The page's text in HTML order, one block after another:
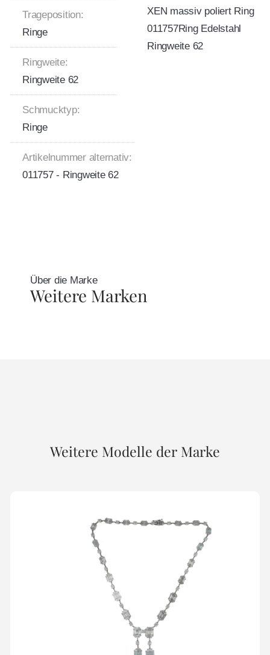
Trageposition:
Ringe
Ringweite:
Ringweite 62
Schmucktyp:
Ringe
Artikelnummer alternativ:
011757 - Ringweite 62
XEN massiv poliert Ring
011757Ring Edelstahl
Ringweite 62
Über die Marke
Weitere Marken
Weitere Modelle der Marke